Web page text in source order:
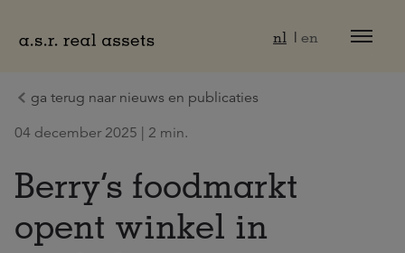
nl en
ga terug naar nieuws en publicaties
04 december 2025 | 2 min.
Berry’s foodmarkt
opent winkel in